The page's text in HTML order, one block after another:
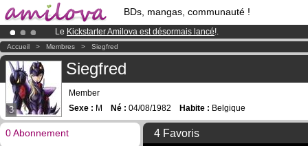
BDs, mangas, communauté !
Le Kickstarter Amilova est désormais lancé!.
Déjà 100000membreset 1000BDs & Mangas!
Abonnement premium: à partir de3.95 eurospar mois !Clique ici
Accueil > Membres > Siegfred
3
Siegfred
Member
Sexe : M Né : 04/08/1982 Habite : Belgique
0 Abonnement
4 Favoris